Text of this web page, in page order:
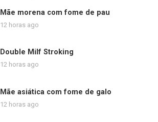
Mãe morena com fome de pau
12 horas ago
Double Milf Stroking
12 horas ago
Mãe asiática com fome de galo
12 horas ago